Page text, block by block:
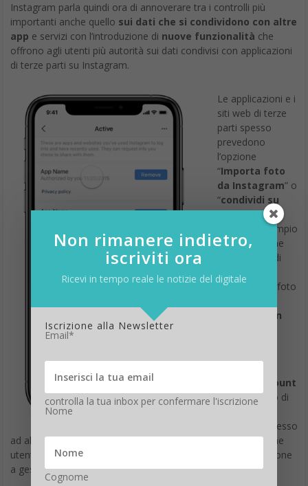
Instagram parla quindi ora di annoverare tra i controlli più
importanti anche quello sui dati che si condividono con altre
app e servizi con l’introduzione di nuove funzionalità che
offrono agli utenti più autorità sui dati condivisi con applicazioni
di terze parti su Instagram.
Le applicazioni e i
siti web di terze
parti spesso
prevedono
l’opzione
“Importa foto
da Instagram” o
“condividi su
Instagram “,
come ad esempio
alcune app che
permettono di
stampare
facilmente le foto
realizzare un
proprio account
ad un servizio di
concede l’accesso
ad alcune delle informazioni del proprio profilo, come il nome
utente e le foto. A partire da oggi, Instagram aiuterà le persone
a gestire tutti i servizi esterni collegati al loro account.
Non rimanere indietro,
iscriviti ora
Ricevi in tempo reale le notizie del digitale
Iscrizione alla Newsletter
Email*
controlla la tua inbox per confermare l'iscrizione
Nome
Cognome